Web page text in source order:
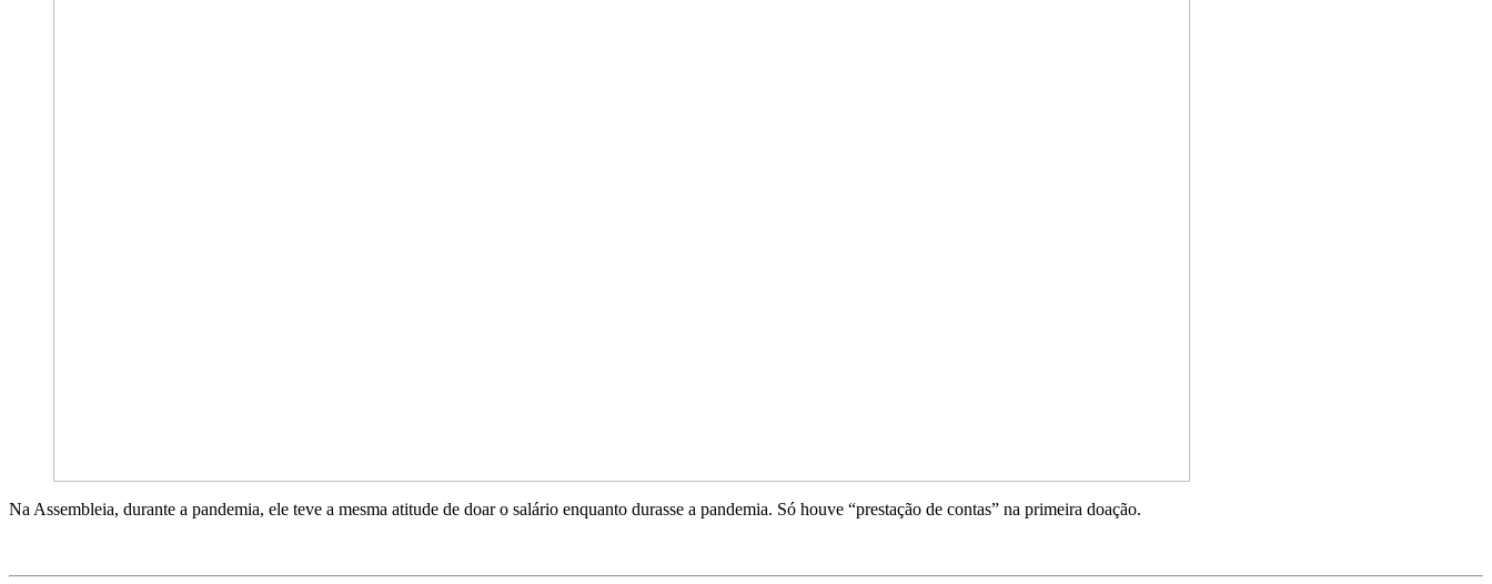
Na Assembleia, durante a pandemia, ele teve a mesma atitude de doar o salário enquanto durasse a pandemia. Só houve “prestação de contas” na primeira doação.